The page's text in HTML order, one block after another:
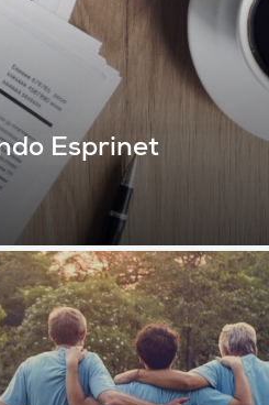
Esprinet